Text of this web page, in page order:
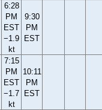
6:28
PM
EST
−1.9
kt
9:30
PM
EST
7:15
PM
EST
−1.7
kt
10:11
PM
EST